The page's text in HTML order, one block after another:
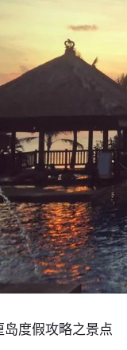
岛度假攻略之景点